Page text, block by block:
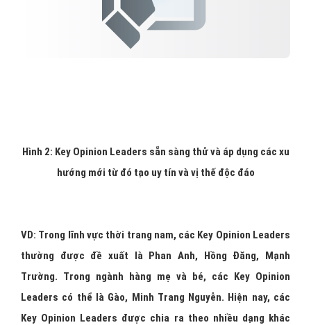
Hình 2: Key Opinion Leaders sẵn sàng thử và áp dụng các xu
hướng mới từ đó tạo uy tín và vị thế độc đáo
VD: Trong lĩnh vực thời trang nam, các Key Opinion Leaders
thường được đề xuất là Phan Anh, Hồng Đăng, Mạnh
Trường. Trong ngành hàng mẹ và bé, các Key Opinion
Leaders có thể là Gào, Minh Trang Nguyễn. Hiện nay, các
Key Opinion Leaders được chia ra theo nhiều dạng khác